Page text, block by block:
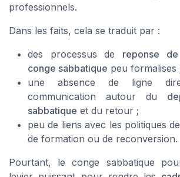
professionnels.
Dans les faits, cela se traduit par :
des processus de reponse
conge sabbatique peu formalises
une absence de ligne
communication autour du
sabbatique et du retour ;
peu de liens avec les politiques
de formation ou de reconversion.
Pourtant, le conge sabbatique